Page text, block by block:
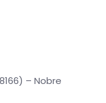
– Nobre